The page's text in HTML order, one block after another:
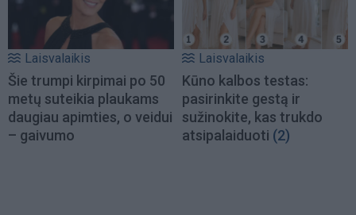
Laisvalaikis
Šie trumpi kirpimai po 50
metų suteikia plaukams
daugiau apimties, o veidui
– gaivumo
Laisvalaikis
Kūno kalbos testas:
pasirinkite gestą ir
sužinokite, kas trukdo
atsipalaiduoti (2)